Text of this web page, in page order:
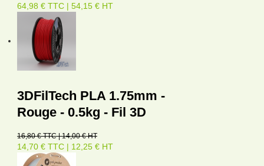
64,98 € TTC | 54,15 € HT
3DFilTech PLA 1.75mm -
Rouge - 0.5kg - Fil 3D
16,80 € TTC | 14,00 € HT
14,70 € TTC | 12,25 € HT